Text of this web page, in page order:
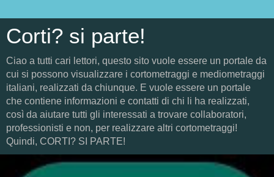
Corti? si parte!
Ciao a tutti cari lettori, questo sito vuole essere un portale da
cui si possono visualizzare i cortometraggi e mediometraggi
italiani, realizzati da chiunque. E vuole essere un portale
che contiene informazioni e contatti di chi li ha realizzati,
così da aiutare tutti gli interessati a trovare collaboratori,
professionisti e non, per realizzare altri cortometraggi!
Quindi, CORTI? SI PARTE!